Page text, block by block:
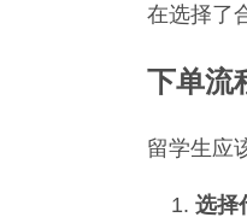
在选择了
下单流
留学生应
选择